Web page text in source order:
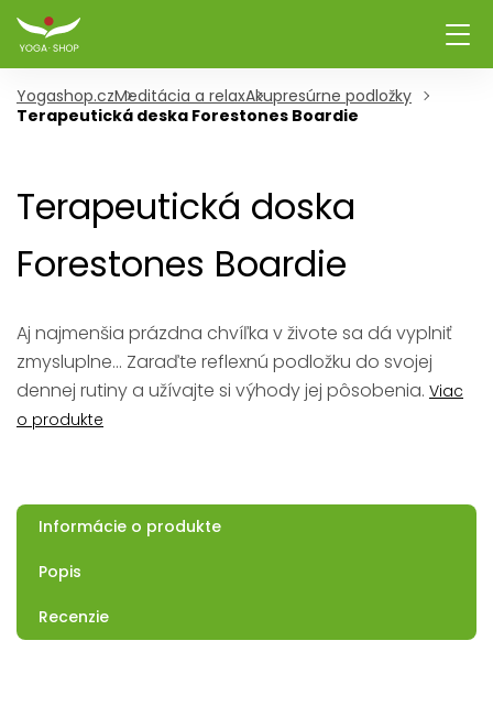
Yogashop.czMeditácia a relaxAkupresúrne podložky
Terapeutická deska Forestones Boardie
Terapeutická doska
Forestones Boardie
Aj najmenšia prázdna chvíľka v živote sa dá vyplniť
zmysluplne... Zaraďte reflexnú podložku do svojej
dennej rutiny a užívajte si výhody jej pôsobenia. Viac
o produkte
Informácie o produkte
Popis
Recenzie